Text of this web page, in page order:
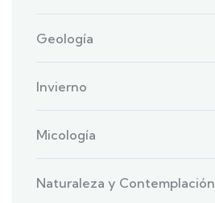
Geología
Invierno
Micología
Naturaleza y Contemplación